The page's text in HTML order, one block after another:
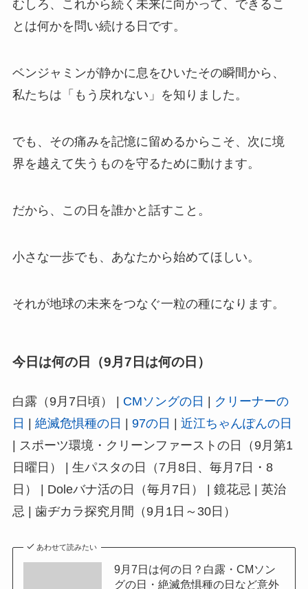
むしろ、これから続く未来に向かって、できるこ
とは何かを問い続ける日です。
ベンジャミンが静かに息をひいたその瞬間から、
私たちは「もう戻れない」を知りました。
でも、その痛みを記憶に留めるからこそ、次に境
界を越えて失うものを守るために動けます。
だから、この日を誰かと話すこと。
小さな一歩でも、あなたから始めてほしい。
それが地球の未来をつなぐ一粒の種になります。
今日は何の日（9月7日は何の日）
白露（9月7日頃） | CMソングの日
クリーナーの
日
絶滅危惧種の日 97の日
近江ちゃんぽんの日
| スポーツ環境・クリーンファーストの日（9月第1
日曜日） | 生パスタの日（7月8日、毎月7日・8
日） | Doleバナ活の日（毎月7日） | 鏡花忌 | 英治
忌 | 歯ヂカラ探究月間（9月1日～30日）
あわせて読みたい
9月7日は何の日？白露・CMソン
グの日・絶滅危惧種の日など意外